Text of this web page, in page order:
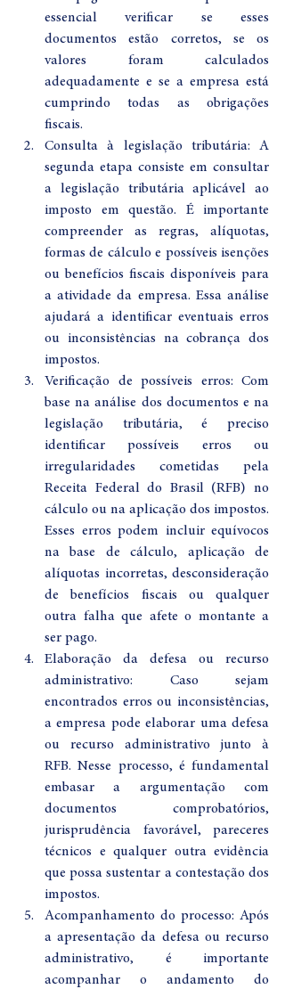
essencial verificar se esses
documentos estão corretos, se os
valores foram calculados
adequadamente e se a empresa está
cumprindo todas as obrigações
fiscais.
Consulta à legislação tributária: A
segunda etapa consiste em consultar
a legislação tributária aplicável ao
imposto em questão. É importante
compreender as regras, alíquotas,
formas de cálculo e possíveis isenções
ou benefícios fiscais disponíveis para
a atividade da empresa. Essa análise
ajudará a identificar eventuais erros
ou inconsistências na cobrança dos
impostos.
Verificação de possíveis erros: Com
base na análise dos documentos e na
legislação tributária, é preciso
identificar possíveis erros ou
irregularidades cometidas pela
Receita Federal do Brasil (RFB) no
cálculo ou na aplicação dos impostos.
Esses erros podem incluir equívocos
na base de cálculo, aplicação de
alíquotas incorretas, desconsideração
de benefícios fiscais ou qualquer
outra falha que afete o montante a
ser pago.
Elaboração da defesa ou recurso
administrativo: Caso sejam
encontrados erros ou inconsistências,
a empresa pode elaborar uma defesa
ou recurso administrativo junto à
RFB. Nesse processo, é fundamental
embasar a argumentação com
documentos comprobatórios,
jurisprudência favorável, pareceres
técnicos e qualquer outra evidência
que possa sustentar a contestação dos
impostos.
Acompanhamento do processo: Após
a apresentação da defesa ou recurso
administrativo, é importante
acompanhar o andamento do